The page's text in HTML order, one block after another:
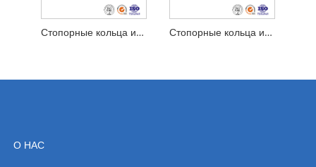
Стопорные кольца из круглой проволоки для отверстий Стопорные кольца из круглой проволоки для вала
О НАС